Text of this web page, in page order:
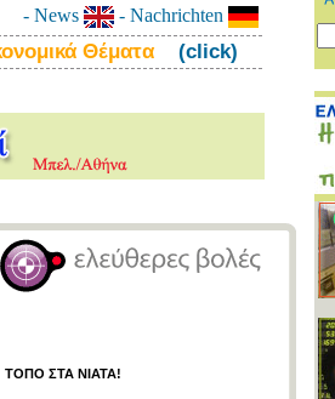
- News - Nachrichten
Θέματα (click)
ΤΟΠΟ ΣΤΑ ΝΙΑΤΑ!